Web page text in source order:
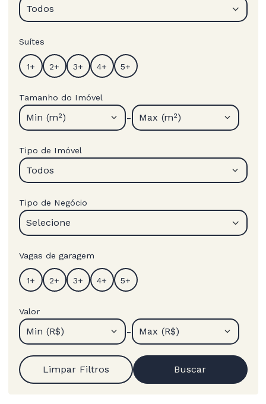
Todos
Suítes
Tamanho do Imóvel
Min (m²) - Max (m²)
Tipo de Imóvel
Todos
Tipo de Negócio
Selecione
Vagas de garagem
Valor
Min (R$) - Max (R$)
Limpar Filtros Buscar